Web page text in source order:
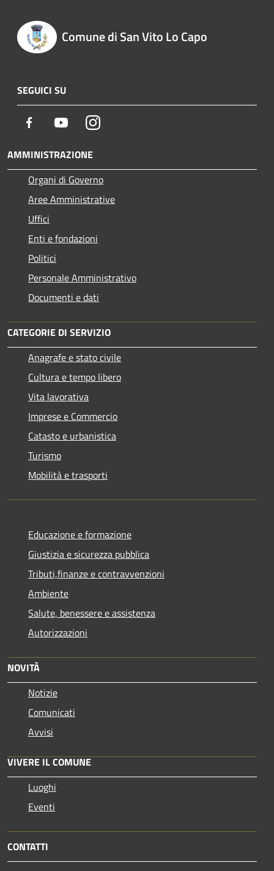
Comune di San Vito Lo Capo
SEGUICI SU
Facebook YoutubeInstagram
AMMINISTRAZIONE
Organi di Governo
Aree Amministrative
Uffici
Enti e fondazioni
Politici
Personale Amministrativo
Documenti e dati
CATEGORIE DI SERVIZIO
Anagrafe e stato civile
Cultura e tempo libero
Vita lavorativa
Imprese e Commercio
Catasto e urbanistica
Turismo
Mobilità e trasporti
Educazione e formazione
Giustizia e sicurezza pubblica
Tributi,finanze e contravvenzioni
Ambiente
Salute, benessere e assistenza
Autorizzazioni
NOVITÀ
Notizie
Comunicati
Avvisi
VIVERE IL COMUNE
Luoghi
Eventi
CONTATTI